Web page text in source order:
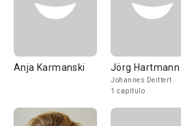
Anja Karmanski Jörg Hartmann
Johannes Deittert
1 capítulo